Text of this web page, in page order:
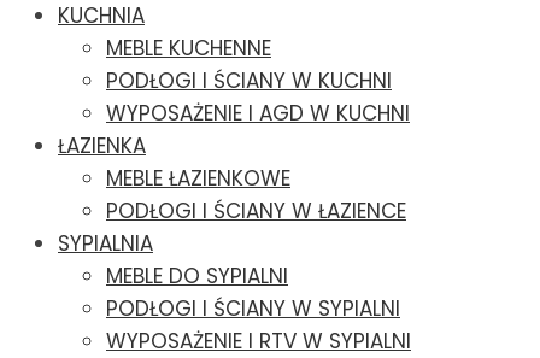
KUCHNIA
MEBLE KUCHENNE
PODŁOGI I ŚCIANY W KUCHNI
WYPOSAŻENIE I AGD W KUCHNI
ŁAZIENKA
MEBLE ŁAZIENKOWE
PODŁOGI I ŚCIANY W ŁAZIENCE
SYPIALNIA
MEBLE DO SYPIALNI
PODŁOGI I ŚCIANY W SYPIALNI
WYPOSAŻENIE I RTV W SYPIALNI